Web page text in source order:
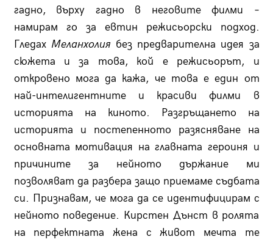
гадно, върху гадно в неговите филми –
намирам го за евтин режисьорски подход.
Гледах Меланхолия без предварителна идея за
сюжета и за това, кой е режисьорът, и
откровено мога да кажа, че това е един от
най-интелигентните и красиви филми в
историята на киното. Разгръщането на
историята и постепенното разясняване на
основната мотивация на главната героиня и
причините за нейното държание ми
позволяват да разбера защо приемаме съдбата
си. Признавам, че мога да се идентифицирам с
нейното поведение. Кирстен Дънст в ролята
на перфектната жена с живот мечта те